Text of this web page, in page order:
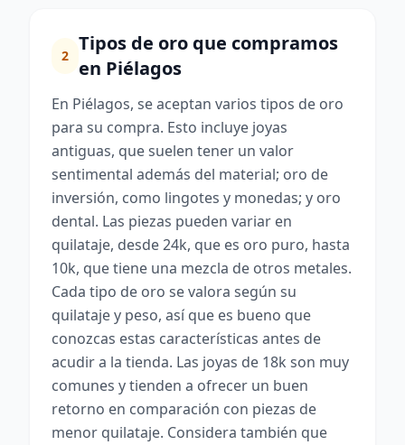
2
Tipos de oro que compramos
en Piélagos
En Piélagos, se aceptan varios tipos de oro
para su compra. Esto incluye joyas
antiguas, que suelen tener un valor
sentimental además del material; oro de
inversión, como lingotes y monedas; y oro
dental. Las piezas pueden variar en
quilataje, desde 24k, que es oro puro, hasta
10k, que tiene una mezcla de otros metales.
Cada tipo de oro se valora según su
quilataje y peso, así que es bueno que
conozcas estas características antes de
acudir a la tienda. Las joyas de 18k son muy
comunes y tienden a ofrecer un buen
retorno en comparación con piezas de
menor quilataje. Considera también que